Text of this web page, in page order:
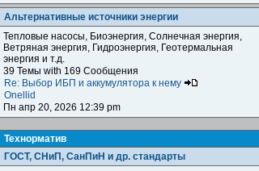
Альтернативные источники энергии
Тепловые насосы, Биоэнергия, Солнечная энергия,
Ветряная энергия, Гидроэнергия, Геотермальная
энергия и т.д.
39 Темы with 169 Сообщения
Re: Выбор ИБП и аккумулятора к нему
Onellid
Пн апр 20, 2026 12:39 pm
Teхнорматив
ГОСТ, СНиП, СанПиН и др. стандарты